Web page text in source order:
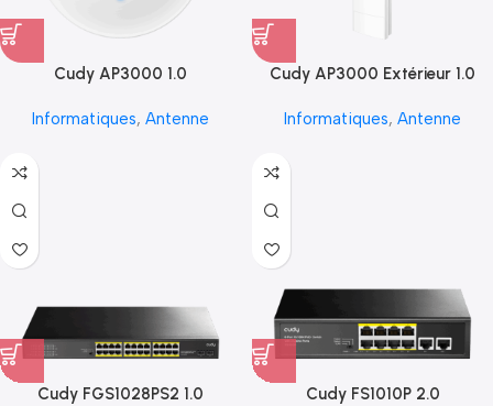
Cudy AP3000 1.0
Informatiques, Antenne
Cudy AP3000 Extérieur 1.0
Informatiques, Antenne
Cudy FGS1028PS2 1.0 Cudy FS1010P 2.0